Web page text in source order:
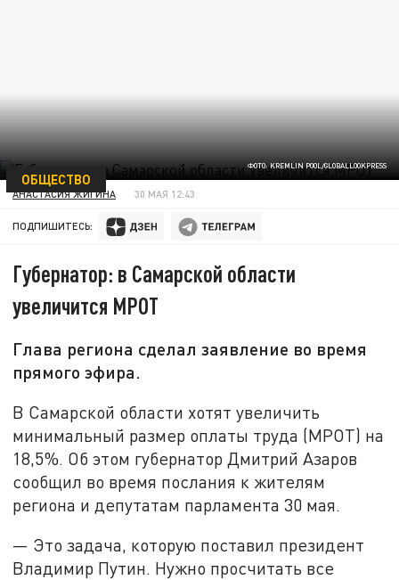
ФОТО: KREMLIN POOL/GLOBALLOOKPRESS
ОБЩЕСТВО
АНАСТАСИЯ ЖИГИНА 30 МАЯ 12:43
ПОДПИШИТЕСЬ:
Губернатор: в Самарской области
увеличится МРОТ
Глава региона сделал заявление во время
прямого эфира.
В Самарской области хотят увеличить
минимальный размер оплаты труда (МРОТ) на
18,5%. Об этом губернатор Дмитрий Азаров
сообщил во время послания к жителям
региона и депутатам парламента 30 мая.
— Это задача, которую поставил президент
Владимир Путин. Нужно просчитать все